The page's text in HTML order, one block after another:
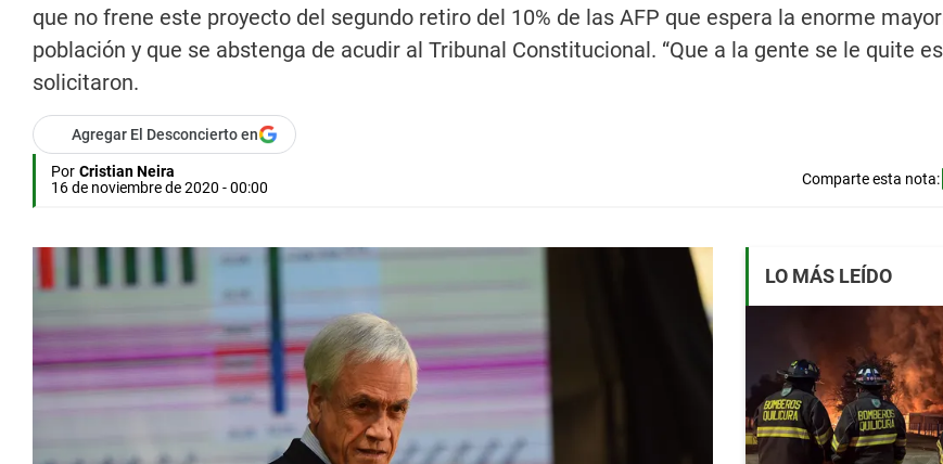
que no frene este proyecto del segundo retiro del 10% de las AFP que espera la enorme
población y que se abstenga de acudir al Tribunal Constitucional. “Que a la gente se le quite
solicitaron.
Agregar El Desconcierto en
Por Cristian Neira
16 de noviembre de 2020 - 00:00
Comparte esta nota:
LO MÁS LEÍDO